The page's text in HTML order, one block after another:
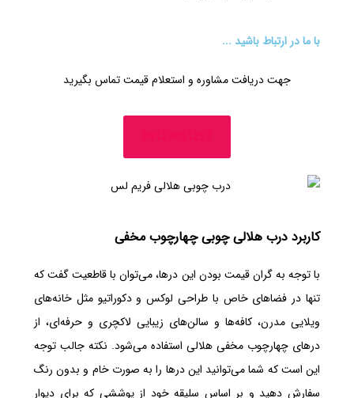
با ما در ارتباط باشید ...
جهت دریافت مشاوره و استعلام قیمت تماس بگیرید
کاربرد درب هلالی چوبی چهارچوب مخفی
با توجه به گران قیمت بودن این درها، می‌توان با قاطعیت گفت که
تنها در فضاهای خاص با طراحی لوکس و دکوراتیو مثل خانه‌های
ویلایی مدرن، کافه‌ها و سالن‌های زیبایی لاکچری و حرفه‌ای، از
درهای چهارچوب مخفی هلالی استفاده می‌شود. نکته جالب توجه
این است که شما می‌توانید این درها را به صورت خام و بدون رنگ
سفارش دهید و بر اساس سلیقه خود از پوششی که برای دیوار